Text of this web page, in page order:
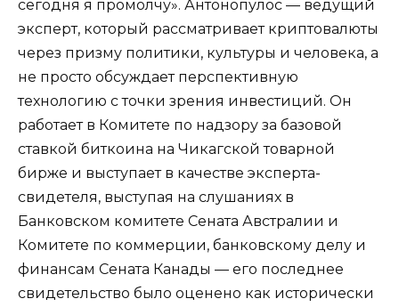
сегодня я промолчу». Антонопулос — ведущий
эксперт, который рассматривает криптовалюты
через призму политики, культуры и человека, а
не просто обсуждает перспективную
технологию с точки зрения инвестиций. Он
работает в Комитете по надзору за базовой
ставкой биткоина на Чикагской товарной
бирже и выступает в качестве эксперта-
свидетеля, выступая на слушаниях в
Банковском комитете Сената Австралии и
Комитете по коммерции, банковскому делу и
финансам Сената Канады — его последнее
свидетельство было оценено как исторически